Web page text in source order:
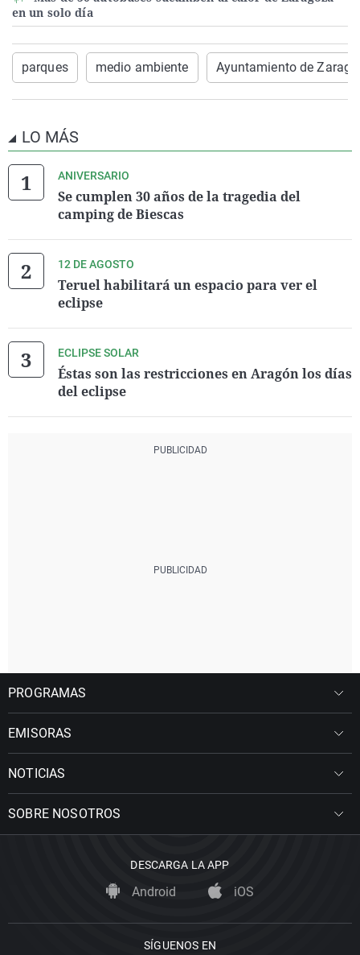
en un solo día
parques medio ambiente Ayuntamiento de
LO MÁS
ANIVERSARIO
Se cumplen 30 años de la tragedia del
camping de Biescas
12 DE AGOSTO
Teruel habilitará un espacio para ver el
eclipse
ECLIPSE SOLAR
Éstas son las restricciones en Aragón los días
del eclipse
PROGRAMAS
EMISORAS
NOTICIAS
SOBRE NOSOTROS
DESCARGA LA APP
Android iOS
SÍGUENOS EN